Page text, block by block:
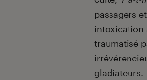
passagers
intoxication
traumatisé
gladiateurs.